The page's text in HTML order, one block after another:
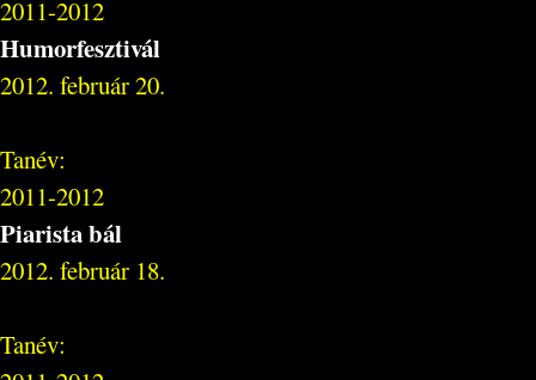
2011-2012
Humorfesztivál
2012. február 20.
Tanév:
2011-2012
Piarista bál
2012. február 18.
Tanév: